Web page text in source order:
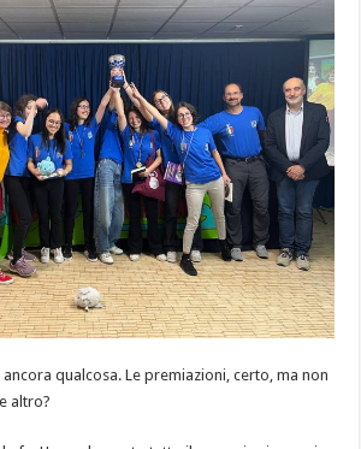
qualcosa. Le premiazioni, certo, ma non
altro?